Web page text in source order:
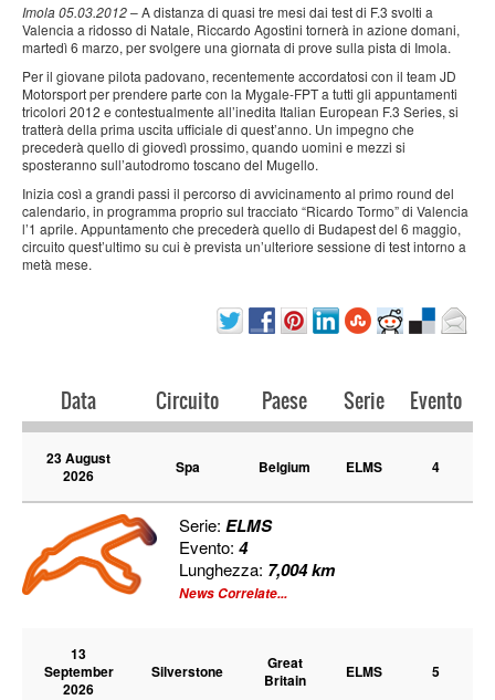
CONTATTI
Imola 05.03.2012– A distanza di quasi tre mesi dai test di F.3 svolti a
Valencia a ridosso di Natale, Riccardo Agostini tornerà in azione domani,
martedì 6 marzo, per svolgere una giornata di prove sulla pista di Imola.
Per il giovane pilota padovano, recentemente accordatosi con il team JD
Motorsport per prendere parte con la Mygale-FPT a tutti gli appuntamenti
tricolori 2012 e contestualmente all’inedita Italian European F.3 Series, si
tratterà della prima uscita ufficiale di quest’anno. Un impegno che
precederà quello di giovedì prossimo, quando uomini e mezzi si
sposteranno sull’autodromo toscano del Mugello.
Inizia così a grandi passi il percorso di avvicinamento al primo round del
calendario, in programma proprio sul tracciato “Ricardo Tormo” di Valencia
l’1 aprile. Appuntamento che precederà quello di Budapest del 6 maggio,
circuito quest’ultimo su cui è prevista un’ulteriore sessione di test intorno a
metà mese.
Data Circuito Paese Serie Evento
23 August
2026
Spa Belgium ELMS 4
Serie:ELMS
Evento:4
Lunghezza: 7,004 km
News Correlate...
13
September
2026
Silverstone
Great
Britain
ELMS 5